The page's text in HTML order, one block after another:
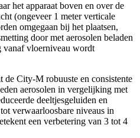
het apparaat boven en over de
(ongeveer 1 meter verticale
omgegaan bij het plaatsen,
door met aerosolen beladen
vanaf vloerniveau wordt
de City-M robuuste en consistente
aerosolen in vergelijking met
deeltjesgeluiden en
verwaarloosbare niveaus in
een verbetering van 3 tot 4